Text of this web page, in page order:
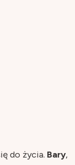
do życia. Bary,